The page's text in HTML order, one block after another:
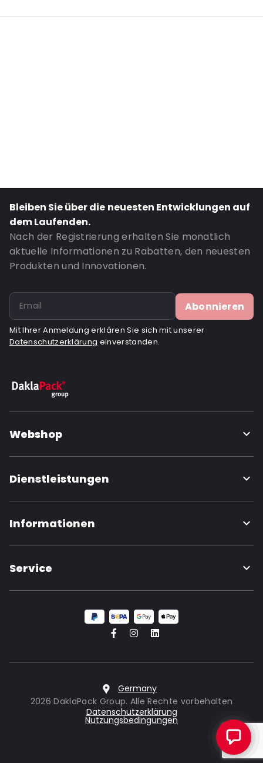
Internal Length: 194
Bleiben Sie über die neuesten Entwicklungen auf
dem Laufenden.
Nach der Registrierung erhalten Sie monatlich
aktuelle Informationen zu Rabatten, den neuesten
Produkten und Innovationen.
Abonnieren
Mit Ihrer Anmeldung erklären Sie sich mit unserer
Datenschutzerklärung einverstanden.
Webshop
Dienstleistungen
Informationen
Service
Germany
2026 DaklaPack Group. Alle Rechte vorbehalten
Datenschutzerklärung
Nutzungsbedingungen